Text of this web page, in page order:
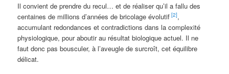
Il convient de prendre du recul… et de réaliser qu’il a fallu des
centaines de millions d’années de bricolage évolutif [2],
accumulant redondances et contradictions dans la complexité
physiologique, pour aboutir au résultat biologique actuel. Il ne
faut donc pas bousculer, à l’aveugle de surcroît, cet équilibre
délicat.